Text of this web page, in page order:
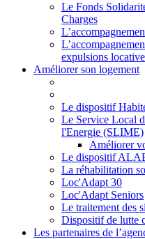
Le Fonds
Charges
expulsions
Améliorer son logement
Le dispositif
Le Service Local
l'Energie (SLIME)
Améliorer
Le dispositif
La réhabilitation
Loc'Adapt 30
Loc'Adapt Seniors
Le traitement des
Dispositif de lutte
Les partenaires de